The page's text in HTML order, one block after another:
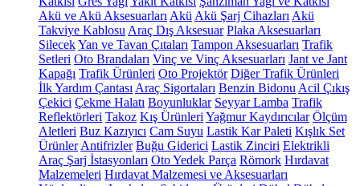
Akü ve Akü Aksesuarları Akü Akü Şarj Cihazları Akü
Takviye Kablosu Araç Dış Aksesuar Plaka Aksesuarları
SilecekYan ve Tavan Çıtaları Tampon Aksesuarları Trafik
Setleri Oto Brandaları Vinç ve Vinç Aksesuarları Jant ve Jant
Kapağı Trafik Ürünleri Oto Projektör Diğer Trafik Ürünleri
İlk Yardım Çantası Araç Sigortaları Benzin Bidonu Acil Çıkış
Çekici Çekme Halatı Boyunluklar Seyyar Lamba Trafik
Reflektörleri Takoz Kış Ürünleri Yağmur Kaydırıcılar Ölçüm
Aletleri Buz Kazıyıcı Cam Suyu Lastik Kar Paleti Kışlık Set
Ürünler Antifrizler Buğu Giderici Lastik Zinciri Elektrikli
Araç Şarj İstasyonları Oto Yedek Parça Römork Hırdavat
Malzemeleri Hırdavat Malzemesi ve Aksesuarları